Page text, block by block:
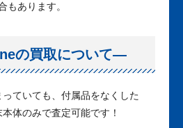
もあります。
の買取について—
ていても、付属品をなくした
体のみで査定可能です！